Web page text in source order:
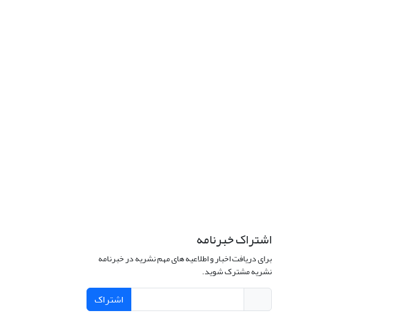
اشتراک خبرنامه
برای دریافت اخبار و اطلاعیه های مهم نشریه در خبرنامه
نشریه مشترک شوید.
اشتراک